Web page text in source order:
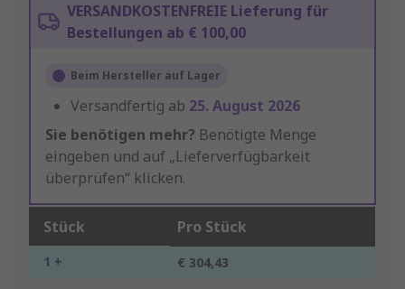
VERSANDKOSTENFREIE Lieferung für
Bestellungen ab € 100,00
Beim Hersteller auf Lager
Versandfertig ab 25. August 2026
Sie benötigen mehr? Benötigte Menge
eingeben und auf „Lieferverfügbarkeit
überprüfen“ klicken.
Stück Pro Stück
1 + € 304,43